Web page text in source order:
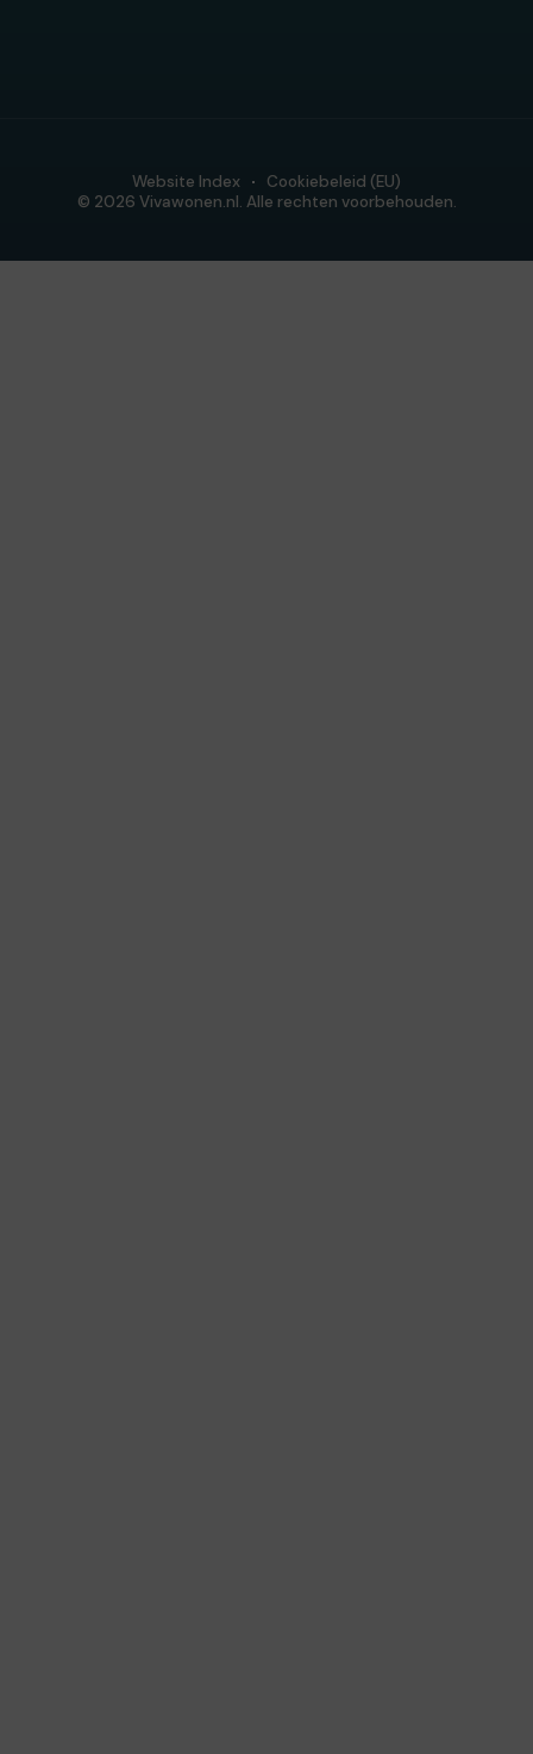
© 2026 Vivawonen.nl. Alle rechten voorbehouden.
Website Index Cookiebeleid (EU)